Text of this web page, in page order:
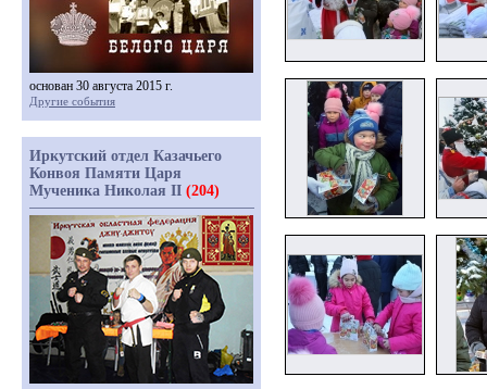
основан 30 августа 2015 г.
Другие события
Иркутский отдел Казачьего
Конвоя Памяти Царя
Мученика Николая II (204)